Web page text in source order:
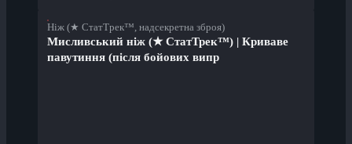
Ніж (★ СтатТрек™, надсекретна зброя)
Мисливський ніж (★ СтатТрек™) | Криваве
павутиння (після бойових випр